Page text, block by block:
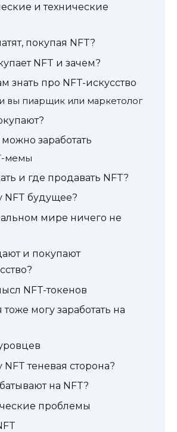
и технические
покупая NFT?
NFT и зачем?
знать про NFT-искусство
вы пиарщик или маркетолог
заработать
мемы
и где продавать NFT?
NFT будущее?
мире ничего не
и покупают
NFT-токенов
тоже могу заработать на
NFT теневая сторона?
на NFT?
проблемы